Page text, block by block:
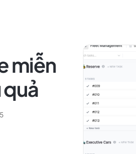
miễn
quả